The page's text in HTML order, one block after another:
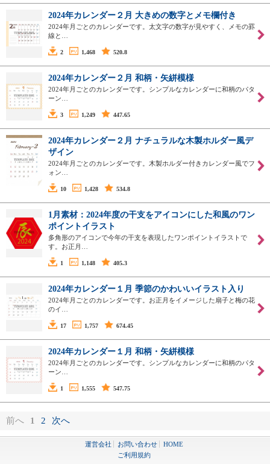
2024年カレンダー２月 大きめの数字とメモ欄付き
2024年月ごとのカレンダーです。太文字の数字が見やすく、メモの罫
線と…
2 1,468 520.8
2024年カレンダー２月 和柄・矢絣模様
2024年月ごとのカレンダーです。シンプルなカレンダーに和柄のパタ
ーン…
3 1,249 447.65
2024年カレンダー２月 ナチュラルな木製ホルダー風デ
ザイン
2024年月ごとのカレンダーです。木製ホルダー付きカレンダー風でフ
ォン…
10 1,428 534.8
1月素材：2024年度の干支をアイコンにした和風のワン
ポイントイラスト
多角形のアイコンで今年の干支を表現したワンポイントイラストで
す。お正月…
1 1,148 405.3
2024年カレンダー１月 季節のかわいいイラスト入り
2024年月ごとのカレンダーです。お正月をイメージした扇子と梅の花
のイ…
17 1,757 674.45
2024年カレンダー１月 和柄・矢絣模様
2024年月ごとのカレンダーです。シンプルなカレンダーに和柄のパタ
ーン…
1 1,555 547.75
前へ 1 2 次へ
運営会社 お問い合わせ
HOME
ご利用規約